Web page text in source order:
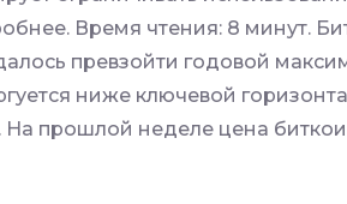
Время чтения: 8 минут.
превзойти годовой
ниже ключевой
На прошлой неделе цена